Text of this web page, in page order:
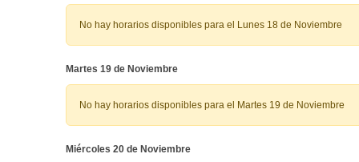
No hay horarios disponibles para el Lunes 18 de Noviembre
Martes 19 de Noviembre
No hay horarios disponibles para el Martes 19 de Noviembre
Miércoles 20 de Noviembre